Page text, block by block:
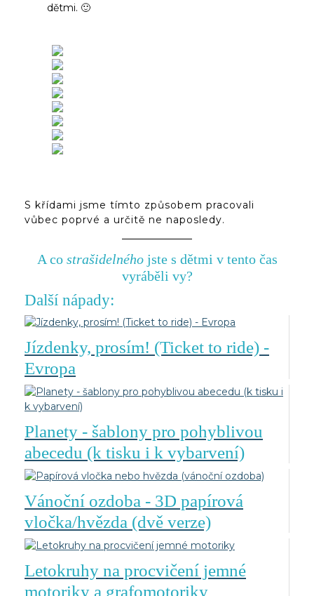
dětmi. 🙂
S křídami jsme tímto způsobem pracovali
vůbec poprvé a určitě ne naposledy.
A co strašidelnéhojste s dětmi v tento čas
vyráběli vy?
Další nápady:
Jízdenky, prosím! (Ticket to ride) -
Evropa
Planety - šablony pro pohyblivou
abecedu (k tisku i k vybarvení)
Vánoční ozdoba - 3D papírová
vločka/hvězda (dvě verze)
Letokruhy na procvičení jemné
motoriky a grafomotoriky